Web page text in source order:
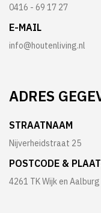
0416 - 69 17 27
E-MAIL
info@houtenliving.nl
ADRES
STRAATNAAM
Nijverheidstraat 25
POSTCODE &
4261 TK Wijk en Aalburg